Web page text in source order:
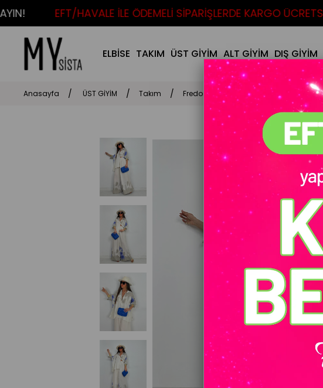
EFT/HAVALE İLE ÖDEMELİ SİPARİŞLERDE KARGO ÜCRETSİZ!
ELBİSE TAKIM ÜST GİYİM ALT GİYİM DIŞ GİYİM
Anasayfa ÜST GİYİM Takım Fredo Takım Gelincik Desenli Beyaz